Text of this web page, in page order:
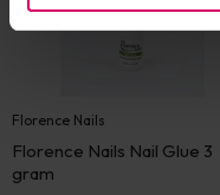
Florence Nails
Florence Nails Nail Glue 3
gram